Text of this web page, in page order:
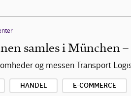
samles i München
og messen Transport
HANDEL E-COMMERCE